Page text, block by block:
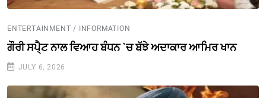
ENTERTAINMENT / INFORMATION
ਗੌਰੀ ਸਪੈ੍ਟ ਨਾਲ ਵਿਆਹ ਬੰਧਨ `ਚ ਬੱਝੇ ਅਦਾਕਾਰ ਆਮਿਰ ਖਾਨ
JULY 6, 2026